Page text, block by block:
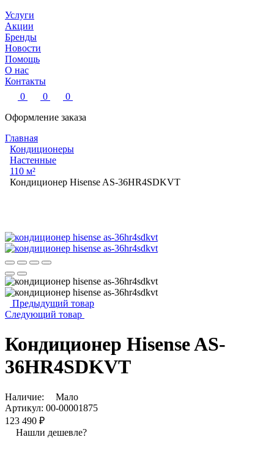
Услуги
Акции
Бренды
Новости
Помощь
О нас
Контакты
0
0
0
Оформление заказа
Главная
Кондиционеры
Настенные
110 м²
Кондиционер Hisense AS-36HR4SDKVT
Предыдущий товар
Следующий товар
Кондиционер Hisense AS-
36HR4SDKVT
Наличие:
Мало
Артикул: 00-00001875
123 490 ₽
Нашли дешевле?